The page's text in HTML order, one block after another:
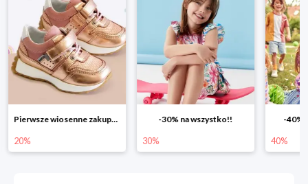
Pierwsze wiosenne zakupy -20%
20%
-30% na wszystko!!
30%
-40%
40%